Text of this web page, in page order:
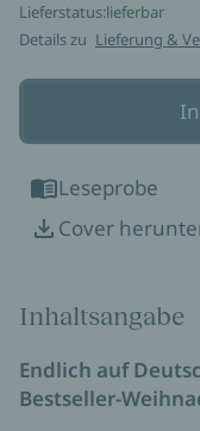
Lieferstatus:lieferbar
Details zu Lieferung &
Leseprobe
Cover
Inhaltsangabe
Endlich auf
Bestseller-